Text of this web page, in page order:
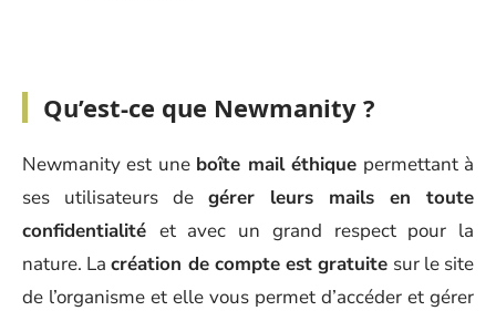
Qu’est-ce que Newmanity ?
Newmanity est une boîte mail éthique permettant à
ses utilisateurs de gérer leurs mails en toute
confidentialité et avec un grand respect pour la
nature. Lacréation de compte est gratuite sur le site
de l’organisme et elle vous permet d’accéder et gérer